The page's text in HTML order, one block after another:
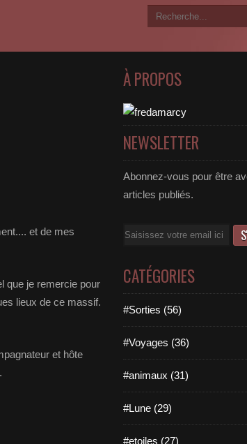
et de mes
que je remercie pour
lieux de ce massif.
et hôte
.
À PROPOS
NEWSLETTER
Abonnez-vous pour être
articles publiés.
Email
CATÉGORIES
#Sorties (56)
#Voyages (36)
#animaux (31)
#Lune (29)
#etoiles (27)